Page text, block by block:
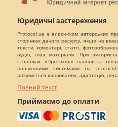
Юридичні застереження
Protocol.ua є власником авторських
сторінках даного ресурсу, якщо не
тексти, коментарі, статті,
аудіо, інші матеріали. При
сторінках «Протокол» наявність
пошуковими системами на
розуміється копіювання, адаптація,
Повний текст
Приймаємо до оплати